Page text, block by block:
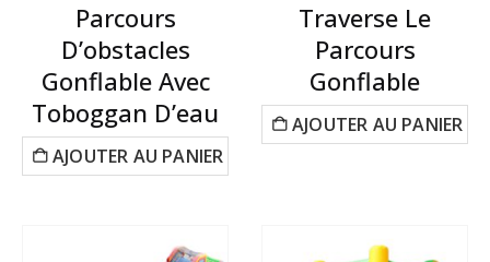
Parcours
D’obstacles
Gonflable Avec
Toboggan D’eau
AJOUTER AU PANIER
Traverse Le
Parcours
Gonflable
AJOUTER AU PANIER